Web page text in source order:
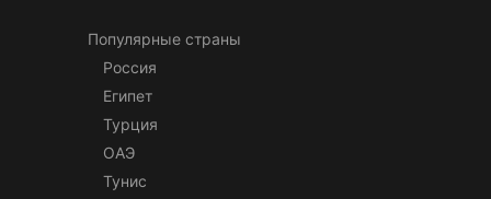
Популярные страны
Россия
Египет
Турция
ОАЭ
Тунис